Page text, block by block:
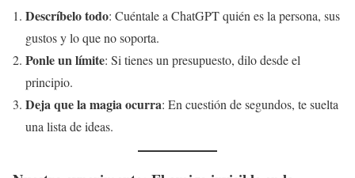
Descríbelo todo: Cuéntale a ChatGPT quién es la persona, sus
gustos y lo que no soporta.
Ponle un límite: Si tienes un presupuesto, dilo desde el
principio.
Deja que la magia ocurra: En cuestión de segundos, te suelta
una lista de ideas.